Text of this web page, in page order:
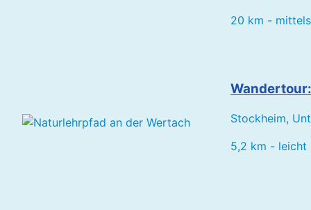
20 km -
Stockheim,
5,2 km - leicht